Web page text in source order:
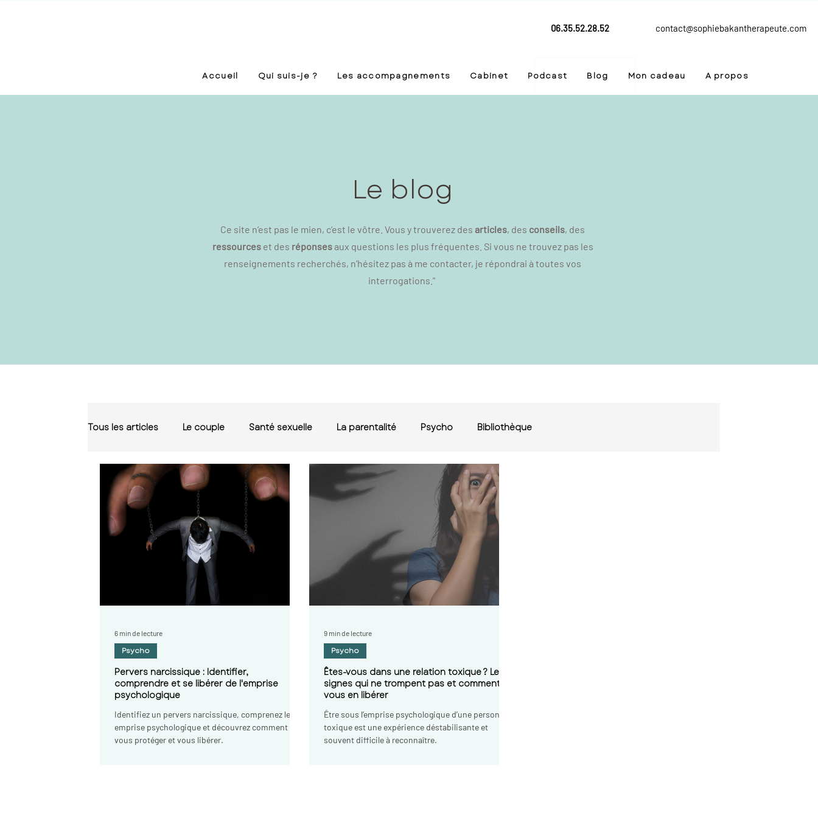
contact@sophiebakantherapeute.com
06.35.52.28.52
Accueil Qui suis-je ? Les accompagnements Cabinet Podcast Blog Mon cadeau A propos
puy en velay,
relaxation le puy en velay,
sexologue haute loire, thérapie de couple haute
loire, relaxation haute loire,
conseiller conjugal le puy en velay, conseiller
conjugal haute loire,
Hypnose puy en velay, hypnose haute loire,
hypnose france, hypnose auvergne, arreter de
fumer, hypnotherapie le puy en velay,
hypnotherapie haute loire, hypnotherapie
auvergne, sophrologie le puy en velay, sophrologie
velay, psychologue haute loire
Ce site n’est pas le mien, c’est le vôtre. Vous y trouverez des articles, des conseils, des
ressourceset des réponsesaux questions les plus fréquentes. Si vous ne trouvez pas les
renseignements recherchés, n’hésitez pas à me contacter, je répondrai à toutes vos
interrogations."
Le blog
Tous les articles Le couple Santé sexuelle La parentalité Psycho Bibliothèque
Pervers narcissique : Identifier,
comprendre et se libérer de l'emprise
psychologique
Identifiez un pervers narcissique, comprenez leur
emprise psychologique et découvrez comment
vous protéger et vous libérer.
Psycho
6 min de lecture
Êtes-vous dans une relation toxique ? Les
signes qui ne trompent pas et comment
vous en libérer
Être sous l’emprise psychologique d’une personne
toxique est une expérience déstabilisante et
souvent difficile à reconnaître.
Psycho
9 min de lecture